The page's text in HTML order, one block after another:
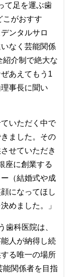
て足を運ぶ歯
こがおすす
ンタルサロ
なく芸能関係
紹介制で絶大な
あえてもう1
事長に聞い
いただく中で
ました。その
せていただき
座に創業する
（結婚式や成
になってほし
めました。」
歯科医院は、
人が納得し続
る唯一の場所
能関係者を目指